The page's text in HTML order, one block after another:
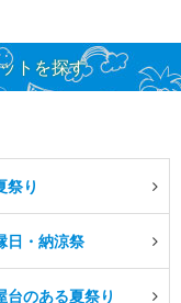
トを探す
祭り
日・納涼祭
台のある夏祭り